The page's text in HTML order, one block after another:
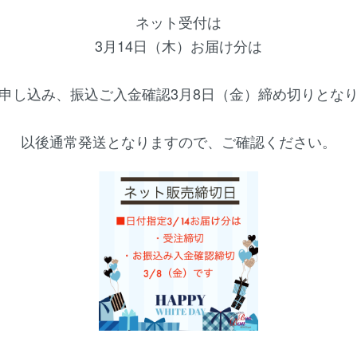
ネット受付は
3月14日（木）お届け分は
し込み、振込ご入金確認3月8日（金）締め切りとな
以後通常発送となりますので、ご確認ください。